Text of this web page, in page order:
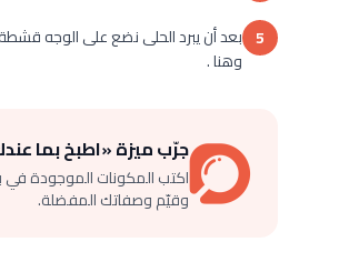
5 بعد أن يبرد الحلى نضع على الوجه
وهنا .
جرّب ميزة «اطبخ بما
اكتب المكونات الموجودة
وقيّم وصفاتك المفضلة.